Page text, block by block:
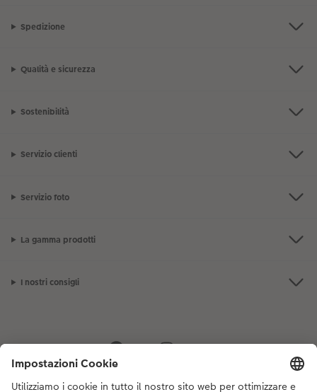
Spedizione
Qualità e sicurezza
Sostenibilità
Servizio clienti
Servizio foto
La gamma prodotti
I nostri consigli